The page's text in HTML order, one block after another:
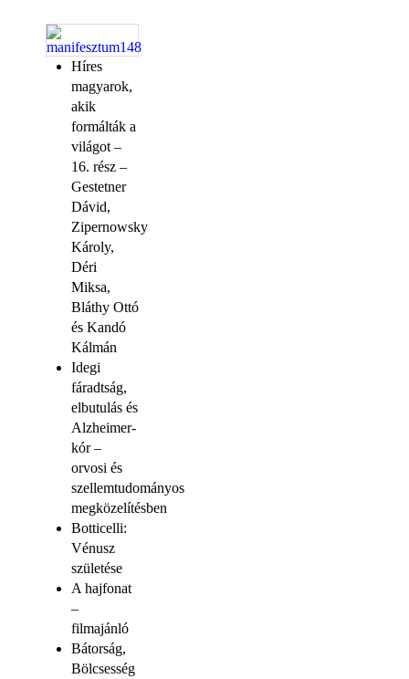
Híres
magyarok,
akik
formálták a
világot –
16. rész –
Gestetner
Dávid,
Zipernowsky
Károly,
Déri
Miksa,
Bláthy Ottó
és Kandó
Kálmán
Idegi
fáradtság,
elbutulás és
Alzheimer-
kór –
orvosi és
szellemtudományos
megközelítésben
Botticelli:
Vénusz
születése
A hajfonat
–
filmajánló
Bátorság,
Bölcsesség